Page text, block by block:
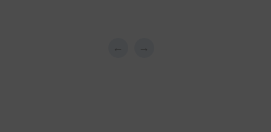
← →